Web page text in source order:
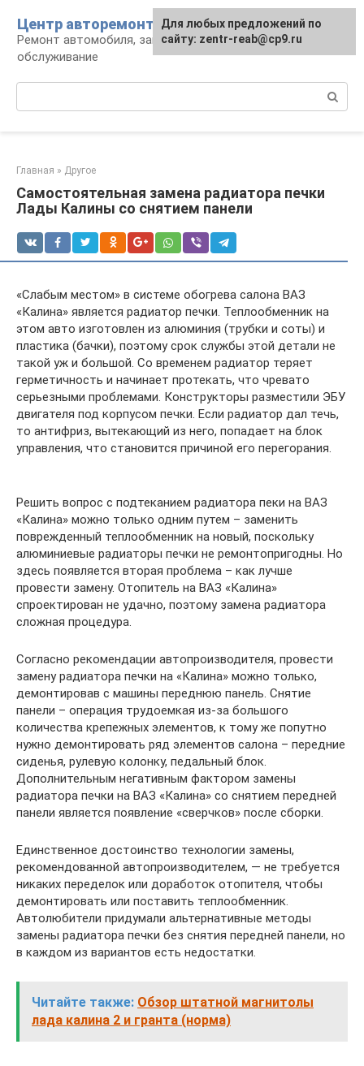
контенту
Центр авторемонта
Ремонт автомобиля, запчасти и
обслуживание
Главная » Другое
Самостоятельная замена радиатора печки
Лады Калины со снятием панели
«Слабым местом» в системе обогрева салона ВАЗ
«Калина» является радиатор печки. Теплообменник на
этом авто изготовлен из алюминия (трубки и соты) и
пластика (бачки), поэтому срок службы этой детали не
такой уж и большой. Со временем радиатор теряет
герметичность и начинает протекать, что чревато
серьезными проблемами. Конструкторы разместили ЭБУ
двигателя под корпусом печки. Если радиатор дал течь,
то антифриз, вытекающий из него, попадает на блок
управления, что становится причиной его перегорания.
Решить вопрос с подтеканием радиатора пеки на ВАЗ
«Калина» можно только одним путем – заменить
поврежденный теплообменник на новый, поскольку
алюминиевые радиаторы печки не ремонтопригодны. Но
здесь появляется вторая проблема – как лучше
провести замену. Отопитель на ВАЗ «Калина»
спроектирован не удачно, поэтому замена радиатора
сложная процедура.
Согласно рекомендации автопроизводителя, провести
замену радиатора печки на «Калина» можно только,
демонтировав с машины переднюю панель. Снятие
панели – операция трудоемкая из-за большого
количества крепежных элементов, к тому же попутно
нужно демонтировать ряд элементов салона – передние
сиденья, рулевую колонку, педальный блок.
Дополнительным негативным фактором замены
радиатора печки на ВАЗ «Калина» со снятием передней
панели является появление «сверчков» после сборки.
Единственное достоинство технологии замены,
рекомендованной автопроизводителем, — не требуется
никаких переделок или доработок отопителя, чтобы
демонтировать или поставить теплообменник.
Автолюбители придумали альтернативные методы
замены радиатора печки без снятия передней панели, но
в каждом из вариантов есть недостатки.
Читайте также: Обзор штатной магнитолы
лада калина 2 и гранта (норма)
Для любых предложений по
сайту: zentr-reab@cp9.ru